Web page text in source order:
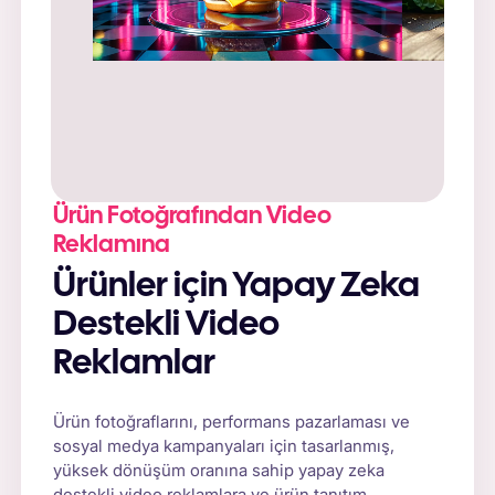
Ürün Fotoğrafından Video
Reklamına
Ürünler için Yapay Zeka
Destekli Video
Reklamlar
Ürün fotoğraflarını, performans pazarlaması ve
sosyal medya kampanyaları için tasarlanmış,
yüksek dönüşüm oranına sahip yapay zeka